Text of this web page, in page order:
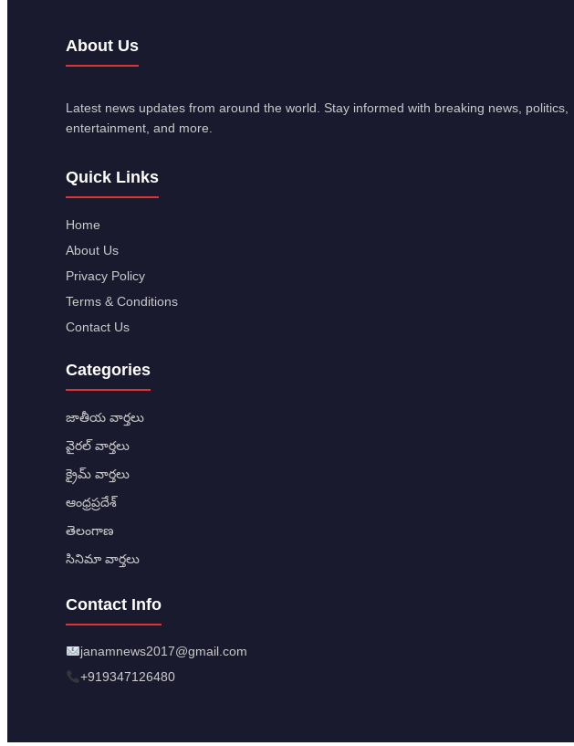
About Us
Latest news updates from around the world. Stay informed with breaking news, politics,
entertainment, and more.
Quick Links
Home
About Us
Privacy Policy
Terms & Conditions
Contact Us
Categories
జాతీయ వార్తలు
వైరల్ వార్తలు
క్రైమ్ వార్తలు
ఆంధ్రప్రదేశ్
తెలంగాణ
సినిమా వార్తలు
Contact Info
janamnews2017@gmail.com
+919347126480